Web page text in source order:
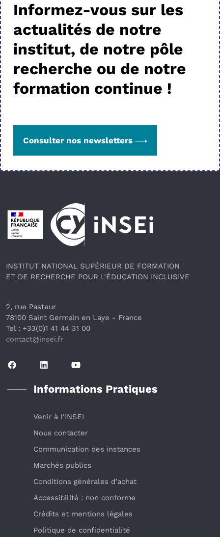
Informez-vous sur les
actualités de notre
institut, de notre pôle
recherche ou de notre
formation continue !
Consulter nos newsletters
Pied de page
INSTITUT NATIONAL SUPÉRIEUR DE FORMATION
ET DE RECHERCHE POUR L'ÉDUCATION INCLUSIVE
2, rue Pasteur
78100 Saint Germain en Laye - France
Tel : +33(0)1 41 44 31 00
contact@insei.fr
Informations Pratiques
Venir à l'INSEI
Nous contacter
Communication des instances
Marchés publics
Conditions générales d’achat
Accessibilité : non conforme
Crédits et mentions légales
Politique de confidentialité